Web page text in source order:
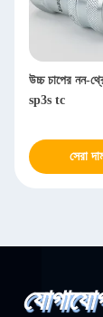
উচ্চ চাপের নন-
sp3s tc
সেরা